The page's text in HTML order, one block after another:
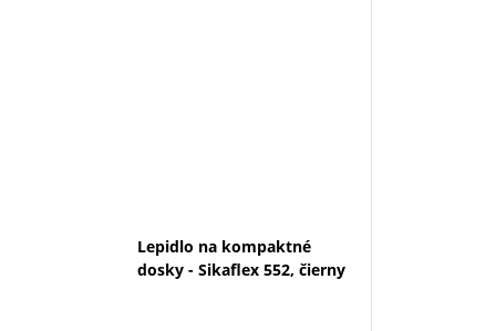
Lepidlo na kompaktné
dosky - Sikaflex 552, čierny